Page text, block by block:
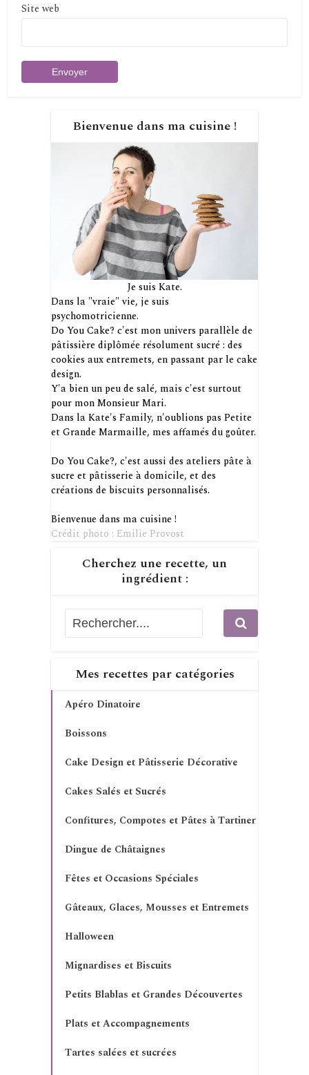
Site web
Bienvenue dans ma cuisine !
Je suis Kate.
Dans la "vraie" vie, je suis
psychomotricienne.
Do You Cake? c'est mon univers parallèle de
pâtissière diplômée résolument sucré : des
cookies aux entremets, en passant par le cake
design.
Y'a bien un peu de salé, mais c'est surtout
pour mon Monsieur Mari.
Dans la Kate's Family, n'oublions pas Petite
et Grande Marmaille, mes affamés du goûter.
Do You Cake?, c'est aussi des ateliers pâte à
sucre et pâtisserie à domicile, et des
créations de biscuits personnalisés.
Bienvenue dans ma cuisine !
Crédit photo : Emilie Provost
Cherchez une recette, un
ingrédient :
Mes recettes par catégories
Apéro Dinatoire
Boissons
Cake Design et Pâtisserie Décorative
Cakes Salés et Sucrés
Confitures, Compotes et Pâtes à Tartiner
Dingue de Châtaignes
Fêtes et Occasions Spéciales
Gâteaux, Glaces, Mousses et Entremets
Halloween
Mignardises et Biscuits
Petits Blablas et Grandes Découvertes
Plats et Accompagnements
Tartes salées et sucrées